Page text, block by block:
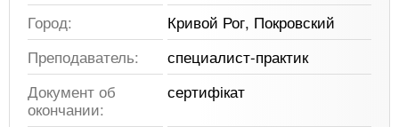
Город:
Кривой Рог, Покровский
Преподаватель:
специалист-практик
Документ об
окончании:
сертифікат